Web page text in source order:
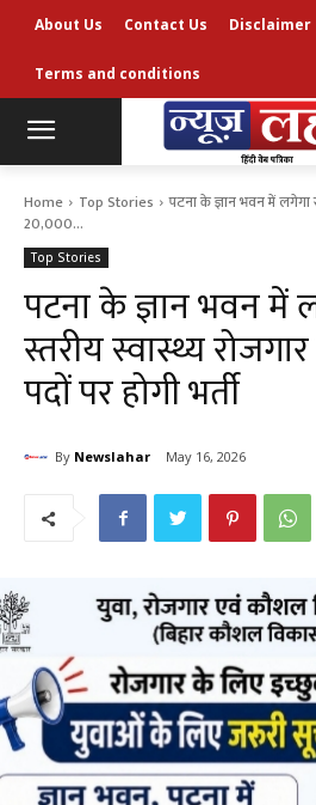
About Us Contact Us Disclaimer
Terms and conditions
Home Top Stories
पटना के ज्ञान भवन में लगेगा
20,000...
Top Stories
पटना के ज्ञान भवन में
स्तरीय स्वास्थ्य
पदों पर होगी भर्ती
By Newslahar May 16, 2026